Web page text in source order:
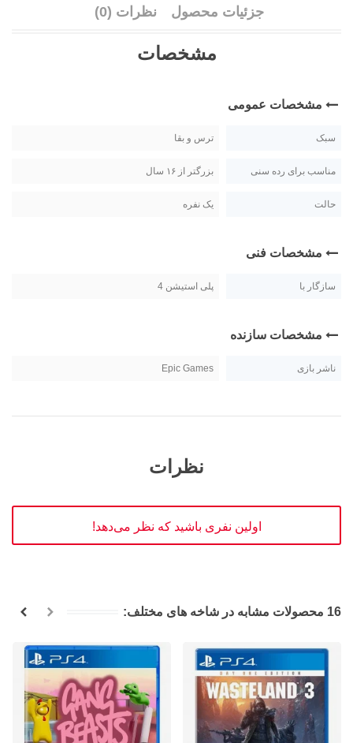
جزئیات محصول نظرات (0)
مشخصات
مشخصات عمومی
سبک ترس و بقا
مناسب برای رده سنی بزرگتر از ۱۶ سال
حالت یک نفره
مشخصات فنی
سازگار با پلی استیشن 4
مشخصات سازنده
ناشر بازی Epic Games
نظرات
اولین نفری باشید که نظر می‌دهد!
16 محصولات مشابه در شاخه های مختلف: